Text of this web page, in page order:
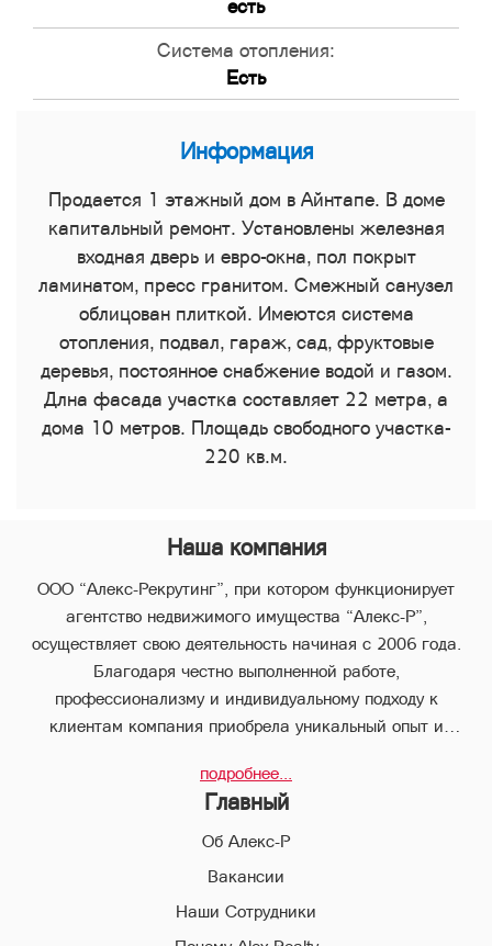
есть
Система отопления:
Есть
Информация
Продается 1 этажный дом в Айнтапе. В доме
капитальный ремонт. Установлены железная
входная дверь и евро-окна, пол покрыт
ламинатом, пресс гранитом. Смежный санузел
облицован плиткой. Имеются система
отопления, подвал, гараж, сад, фруктовые
деревья, постоянное снабжение водой и газом.
Длна фасада участка составляет 22 метра, а
дома 10 метров. Площадь свободного участка-
220 кв.м.
Наша компания
ООО “Алекс-Рекрутинг”, при котором функционирует
агентство недвижимого имущества “Алекс-Р”,
осуществляет свою деятельность начиная с 2006 года.
Благодаря честно выполненной работе,
профессионализму и индивидуальному подходу к
клиентам компания приобрела уникальный опыт и
В компании “Алекс-Р” предоставляется целый пакет
услуг, что позволяет клиенту с наименьшими потерями во
времени совершить любые виды сделок в сфере
Благодаря соответствующей высокой квалификации и
подробнее...
Главный
Об Алекс-Р
Вакансии
Наши Сотрудники